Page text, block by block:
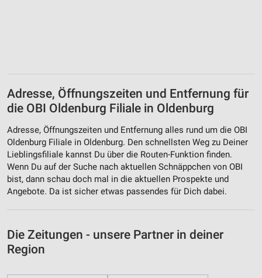
Adresse, Öffnungszeiten und Entfernung für
die OBI Oldenburg Filiale in Oldenburg
Adresse, Öffnungszeiten und Entfernung alles rund um die OBI
Oldenburg Filiale in Oldenburg. Den schnellsten Weg zu Deiner
Lieblingsfiliale kannst Du über die Routen-Funktion finden.
Wenn Du auf der Suche nach aktuellen Schnäppchen von OBI
bist, dann schau doch mal in die aktuellen Prospekte und
Angebote. Da ist sicher etwas passendes für Dich dabei.
Die Zeitungen - unsere Partner in deiner
Region